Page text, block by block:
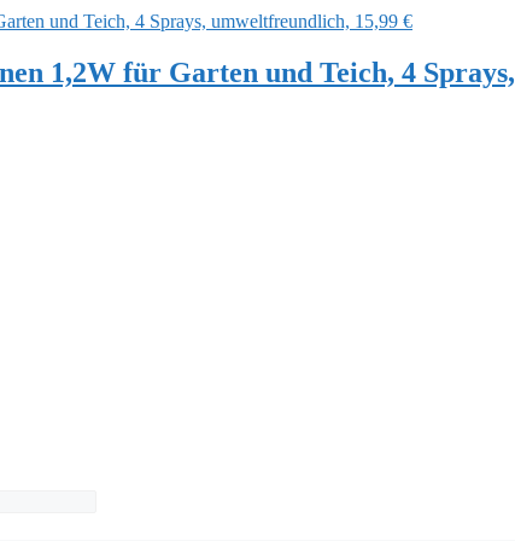
1,2W für Garten und Teich, 4 Sprays,